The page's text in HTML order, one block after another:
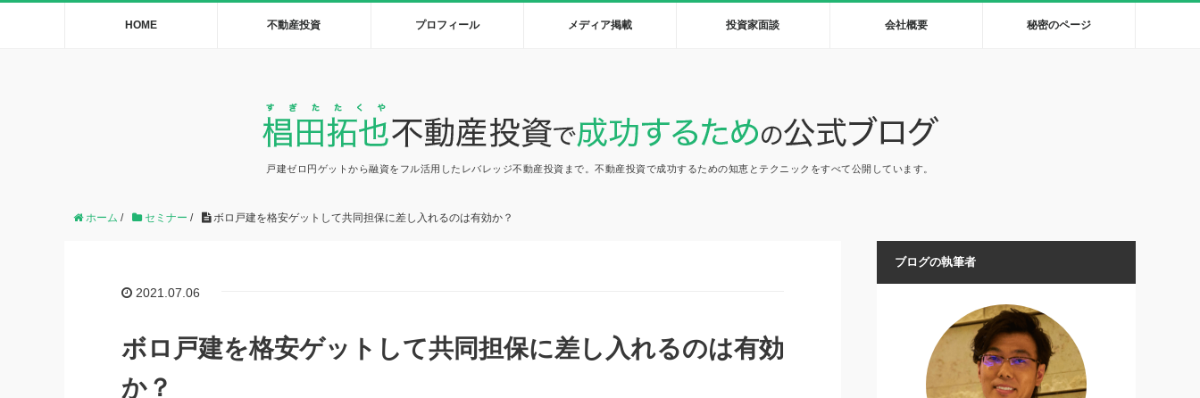
HOME 不動産投資 プロフィール メディア掲載 投資家面談 会社概要 秘密のページ
戸建ゼロ円ゲットから融資をフル活用したレバレッジ不動産投資まで。不動産投資で成功するための知恵とテクニックをすべて公開しています。
ホーム / セミナー / ボロ戸建を格安ゲットして共同担保に差し入れるのは有効か？
2021.07.06
ボロ戸建を格安ゲットして共同担保に差し入れるのは有効
か？
ブログの執筆者